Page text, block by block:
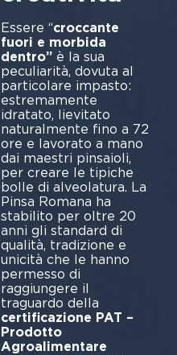
Essere “croccante
fuori e morbida
dentro”è la sua
peculiarità, dovuta al
particolare impasto:
estremamente
idratato, lievitato
naturalmente fino a 72
ore e lavorato a mano
dai maestri pinsaioli,
per creare le tipiche
bolle di alveolatura. La
Pinsa Romana ha
stabilito per oltre 20
anni gli standard di
qualità, tradizione e
unicità che le hanno
permesso di
raggiungere il
traguardo della
certificazione PAT –
Prodotto
Agroalimentare